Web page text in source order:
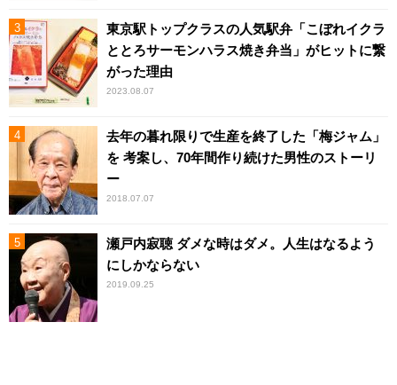
東京駅トップクラスの人気駅弁「こぼれイクラ
ととろサーモンハラス焼き弁当」がヒットに繋
がった理由
2023.08.07
去年の暮れ限りで生産を終了した「梅ジャム」
を 考案し、70年間作り続けた男性のストーリ
ー
2018.07.07
瀬戸内寂聴 ダメな時はダメ。人生はなるよう
にしかならない
2019.09.25